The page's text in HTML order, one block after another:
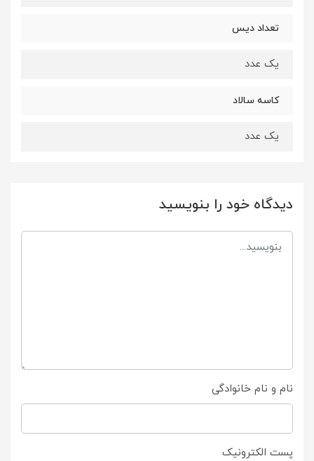
تعداد دیس
یک عدد
کاسه سالاد
یک عدد
دیدگاه خود را بنویسید
نام و نام خانوادگی
پست الکترونیک